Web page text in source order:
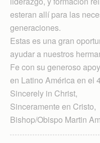
esteran allí para las
generaciones.
Estas es una gran
ayudar a nuestros
Fe con su generoso
en Latino América en el
Sincerely in Christ,
Sinceramente en Cristo,
Bishop/Obispo Martin